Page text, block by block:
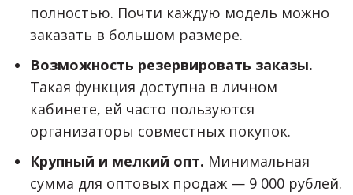
полностью. Почти каждую модель можно
заказать в большом размере.
Возможность резервировать заказы.
Такая функция доступна в личном
кабинете, ей часто пользуются
организаторы совместных покупок.
Крупный и мелкий опт. Минимальная
сумма для оптовых продаж — 9 000 рублей.